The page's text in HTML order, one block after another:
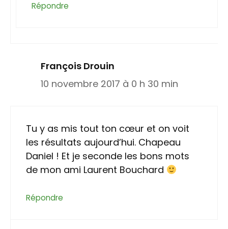
Répondre
François Drouin
10 novembre 2017 à 0 h 30 min
Tu y as mis tout ton cœur et on voit
les résultats aujourd’hui. Chapeau
Daniel ! Et je seconde les bons mots
de mon ami Laurent Bouchard
Répondre